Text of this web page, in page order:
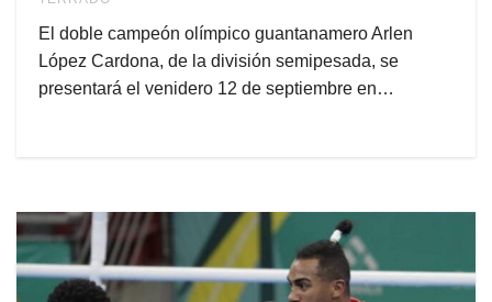
El doble campeón olímpico guantanamero Arlen
López Cardona, de la división semipesada, se
presentará el venidero 12 de septiembre en…